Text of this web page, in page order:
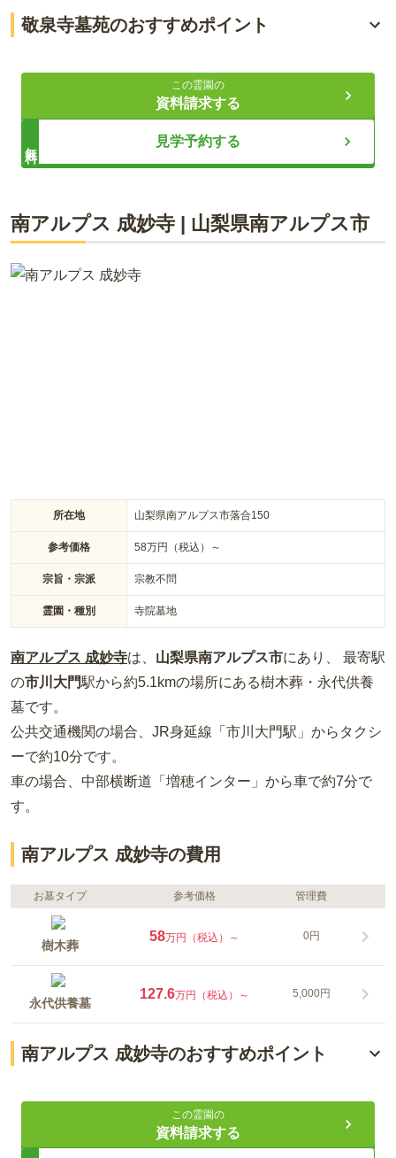
敬泉寺墓苑のおすすめポイント
徳川ゆかりの歴史と絶景の地
宗派不問で一人から選べる墓地
年間管理費不要の安心永代供養
400年以上の歴史を誇り、徳川将軍も滞在した由緒ある敬泉寺
では、甲府盆地を一望する絶景と共に歩む永代供養をご提案し
この霊園の
資料請求する
見学予約する
南アルプス 成妙寺 | 山梨県南アルプス市
所在地 山梨県南アルプス市落合150
参考価格 58万円（税込）～
宗旨・宗派 宗教不問
霊園・種別 寺院墓地
南アルプス 成妙寺は、 山梨県南アルプス市にあり、 最寄駅
の市川大門駅から約5.1kmの場所にある樹木葬・永代供養
墓です。
公共交通機関の場合、JR身延線「市川大門駅」からタクシ
ーで約10分です。
車の場合、中部横断道「増穂インター」から車で約7分で
す。
南アルプス 成妙寺の費用
お墓タイプ 参考価格 管理費
樹木葬
58万円（税込）～ 0円
永代供養墓
127.6万円（税込）～ 5,000円
南アルプス 成妙寺のおすすめポイント
樹木葬は管理費不要
この霊園の
資料請求する